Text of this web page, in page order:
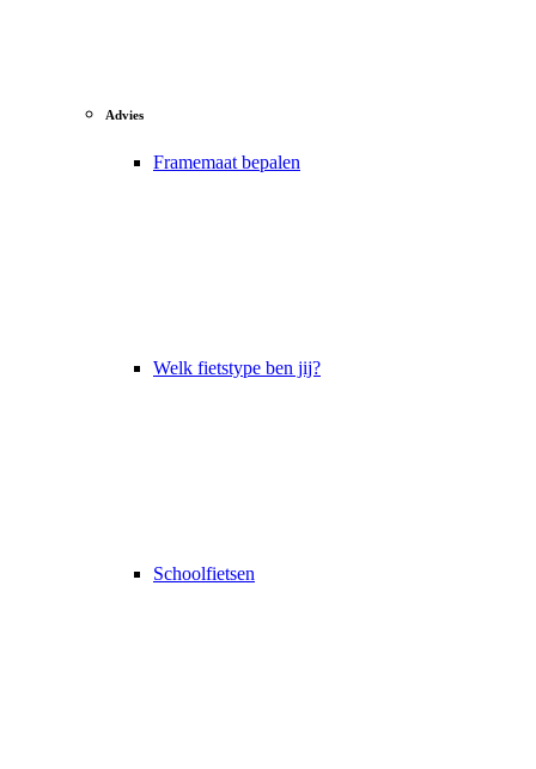
Advies
Framemaat bepalen
Welk fietstype ben jij?
Schoolfietsen